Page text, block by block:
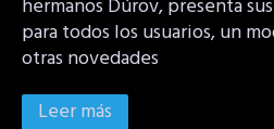
hermanos Dúrov, presenta
para todos los usuarios, un
otras novedades
Leer más